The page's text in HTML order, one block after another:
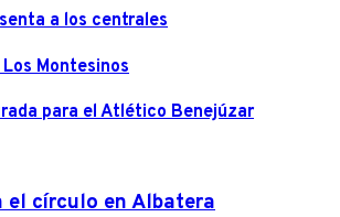
a los centrales
Montesinos
para el Atlético Benejúzar
el círculo en Albatera